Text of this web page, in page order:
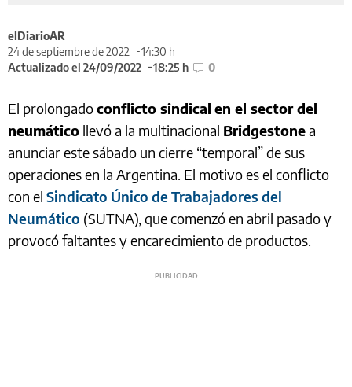
elDiarioAR
24 de septiembre de 2022
14:30 h
Actualizado el 24/09/2022
18:25 h 0
El prolongadoconflicto sindical en el sector del
neumático llevó a la multinacional Bridgestonea
anunciar este sábado un cierre “temporal” de sus
operaciones en la Argentina. El motivo es el conflicto
con el Sindicato Único de Trabajadores del
Neumático (SUTNA), que comenzó en abril pasado y
provocó faltantes y encarecimiento de productos.